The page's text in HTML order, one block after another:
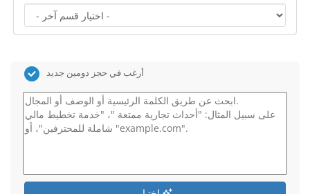
أرغب في حجز دومين جديد